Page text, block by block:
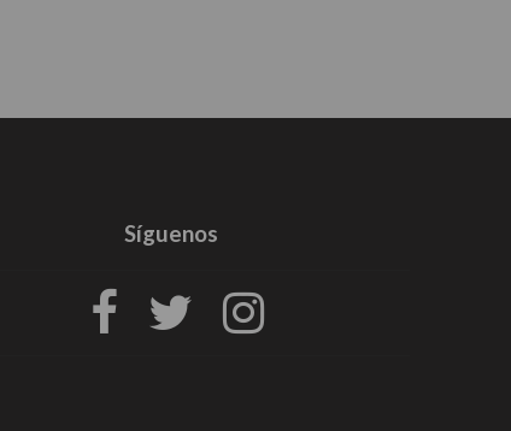
Síguenos